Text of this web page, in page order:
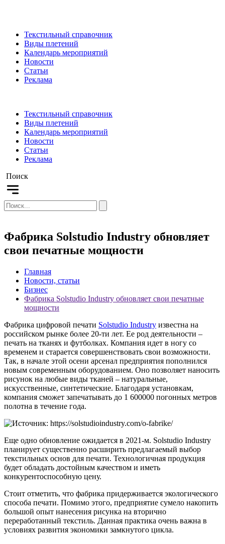
Текстильный справочник
Виды плетений
Календарь мероприятий
Новости
Статьи
Реклама
Текстильный справочник
Виды плетений
Календарь мероприятий
Новости
Статьи
Реклама
Поиск
Фабрика Solstudio Industry обновляет
свои печатные мощности
Главная
Новости, статьи
Бизнес
Фабрика Solstudio Industry обновляет свои печатные
мощности
Фабрика цифровой печати Solstudio Industry известна на
российском рынке более 20-ти лет. Ее род деятельности –
печать на тканях и футболках. Компания идет в ногу со
временем и старается совершенствовать свои возможности.
Так, в начале этой осени арсенал предприятия пополнился
новым современным оборудованием. Оно позволяет наносить
рисунок на любые виды тканей – натуральные,
искусственные, синтетические. Благодаря установкам,
компания сможет запечатывать до 1 600000 погонных метров
полотна в течение года.
Еще одно обновление ожидается в 2021-м. Solstudio Industry
планирует существенно расширить предлагаемый выбор
текстильных основ для печати. Технологичная продукция
будет обладать достойным качеством и иметь
конкурентоспособную цену.
Стоит отметить, что фабрика придерживается экологического
способа печати. Помимо этого, предприятие сумело накопить
большой опыт нанесения рисунка на вторично
переработанный текстиль. Данная практика очень важна в
условиях развития экономики замкнутого цикла.